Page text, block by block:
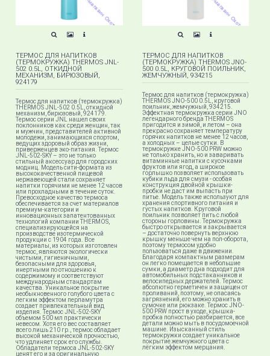
ТЕРМОС ДЛЯ НАПИТКОВ
(ТЕРМОКРУЖКА) THERMOS JNL-
502 0.5L, ОТКИДНОЙ
МЕХАНИЗМ, БИРЮЗОВЫЙ,
924179
Термос для напитков (термокружка)
THERMOS JNL-502 0.5L, откидной
механизм, бирюзовый, 924179.
Термос серии JNL нашел своих
поклонников как среди женщин, так
и мужчин, представителей активной
молодежи, занимающихся спортом,
ведущих здоровый образ жизни,
приверженцев эко-питания. Термос
JNL-502-SKY – это не только
стильный аксессуар для городских
модниц. Модель сити-формата из
высококачественной пищевой
нержавеющей стали сохраняет
напитки горячими не менее 12 часов
или прохладными в течение суток.
Превосходное качество термоса
обеспечивается за счет материалов
премиум-категории и
инновационных запатентованных
технологий компании THERMOS,
специализирующейся на
производстве изотермической
продукции с 1904 года. Все
материалы, из которых изготовлен
термос, являются экологически
чистыми, гигиеничными,
безопасными для здоровья,
инертными по отношению к
содержимому и соответствуют
международным стандартам
качества. Уникальное покрытие
необыкновенного голубого цвета с
легким эффектом перламутра
создает привлекательный вид
изделия. Термос JNL-502-SKY
объемом 500 мл практически
невесом. Хотя его вес составляет
всего лишь 210 гр., термос обладает
высокой механической прочностью,
что удлиняет срок его службы.
Обладатели термоса JNL-502-SKY
ценят его и за оригинальную
ТЕРМОС ДЛЯ НАПИТКОВ
(ТЕРМОКРУЖКА) THERMOS JNO-
500 0.5L, КРУГОВОЙ ПОИЛЬНИК,
ЖЕМЧУЖНЫЙ, 934215
Термос для напитков (термокружка)
THERMOS JNO-500 0.5L, круговой
поильник, жемчужный, 934215.
Эффектная термокружка серии JNO
легендарного бренда THERMOS
пригодится и зимой, и летом – она
прекрасно сохраняет температуру
горячих напитков не менее 12 часов,
а холодных – целые сутки. В
термокружке JNO-500 PRW можно
не только хранить, но и заваривать
витаминные напитки с кусочками
фруктов или ягод, а широкое
горлышко позволяет использовать
кубики льда для смузи - особая
конструкция двойной крышки-
пробки не даст им выпасть при
питье. Модель также используют для
хранения спортивного питания и
густых напитков. Круговой
поильник позволяет пить с любой
стороны горловины. Термокружка
быстро открывается и закрывается
– достаточно повернуть верхнюю
крышку меньше чем на пол-оборота,
поэтому термосом удобно
пользоваться даже в движении.
Благодаря компактным размерам
он легко помещается в небольшие
сумки, а диаметр дна подходит для
автомобильных подстаканников и
велосипедных держателей. Термос
абсолютно герметичен и защищен от
проливаний, поэтому, не опасаясь
загрязнений, его можно хранить в
сумочке или рюкзаке. Термос JNO-
500 PRW прост в уходе, крышка-
пробка полностью разбирается, все
детали можно мыть в посудомоечной
машине. Изысканный стиль
термокружки создает уникальное
покрытие жемчужного цвета с
лёгким эффектом мерцания.